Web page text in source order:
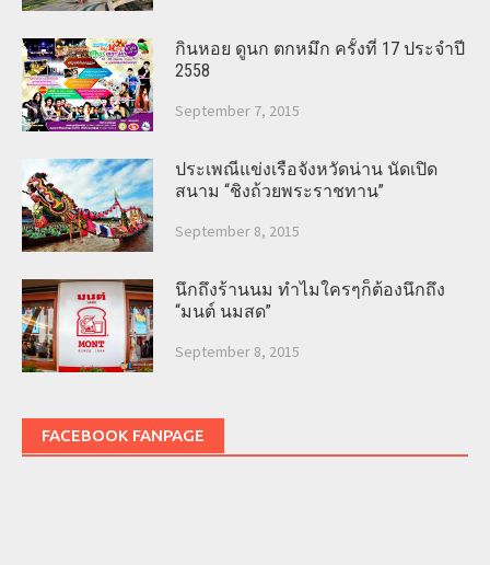
กินหอย ดูนก ตกหมึก ครั้งที่ 17 ประจำปี
2558
September 7, 2015
ประเพณีแข่งเรือจังหวัดน่าน นัดเปิด
สนาม “ชิงถ้วยพระราชทาน”
September 8, 2015
นึกถึงร้านนม ทำไมใครๆก็ต้องนึกถึง
“มนต์ นมสด”
September 8, 2015
FACEBOOK FANPAGE